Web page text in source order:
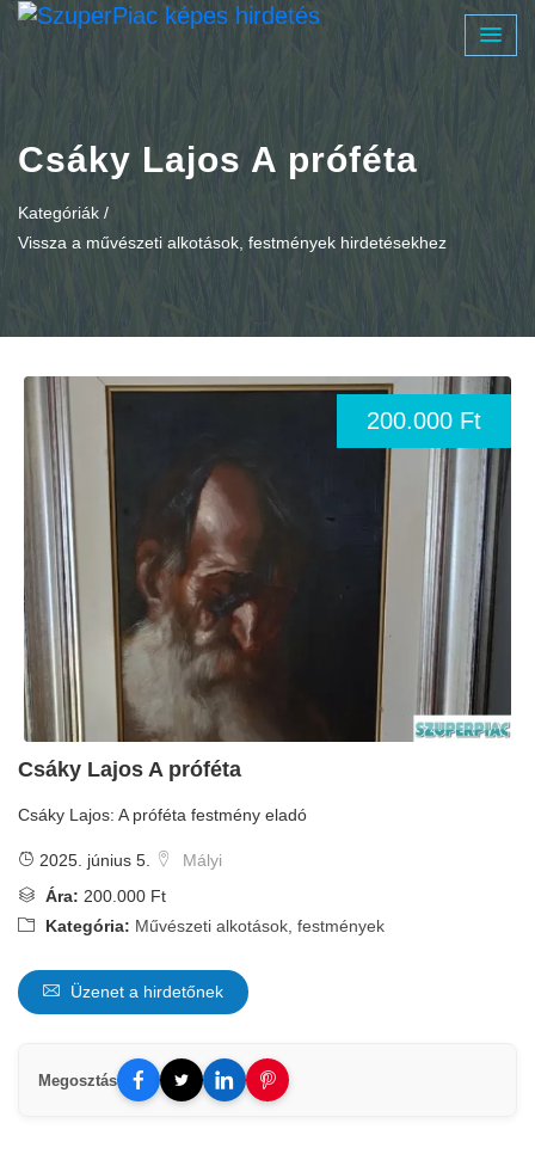
Csáky Lajos A próféta
Kategóriák /
Vissza a művészeti alkotások, festmények hirdetésekhez
200.000 Ft
Csáky Lajos A próféta
Csáky Lajos: A próféta festmény eladó
2025. június 5.
Mályi
Ára: 200.000 Ft
Kategória: Művészeti alkotások, festmények
Üzenet a hirdetőnek
Megosztás